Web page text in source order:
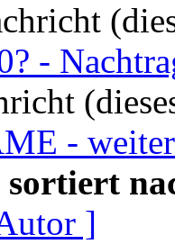
-
-
]